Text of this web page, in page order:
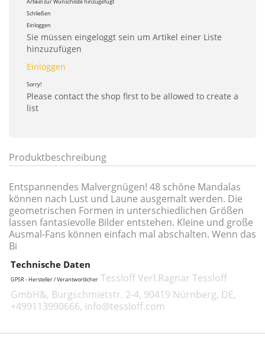
Artikel zur Wunschliste hinzugefügt
Schließen
Einloggen
Sie müssen eingeloggt sein um Artikel einer Liste
hinzuzufügen
Einloggen
Sorry!
Please contact the shop first to be allowed to create a
list
Produktbeschreibung
Entspannendes Malvergnügen! 48 schöne Mandalas
können nach Lust und Laune ausgemalt werden. Die
geometrischen Formen in unterschiedlichen Größen
lassen fantasievolle Bilder entstehen. Kleine und große
Ausmal-Fans können einfach mal abschalten. Wenn das
Bi
Technische Daten
GPSR - Hersteller / Verantwortlicher Tessloff Verl.Ragnar Tessloff
GmbH&, Burgschmietstr. 2-4, 90419 Nürnberg, DE,
+499113990666, info@tessloff.com